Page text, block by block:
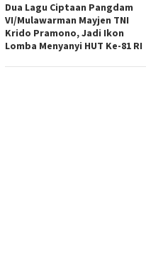
Dua Lagu Ciptaan Pangdam
VI/Mulawarman Mayjen TNI
Krido Pramono, Jadi Ikon
Lomba Menyanyi HUT Ke-81 RI